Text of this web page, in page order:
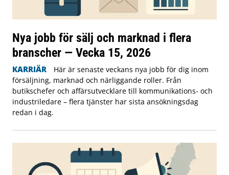
Nya jobb för sälj och marknad i flera
branscher — Vecka 15, 2026
KARRIÄR
Här är senaste veckans nya jobb för dig inom
försäljning, marknad och närliggande roller. Från
butikschefer och affärsutvecklare till kommunikations- och
industriledare – flera tjänster har sista ansökningsdag
redan i dag.